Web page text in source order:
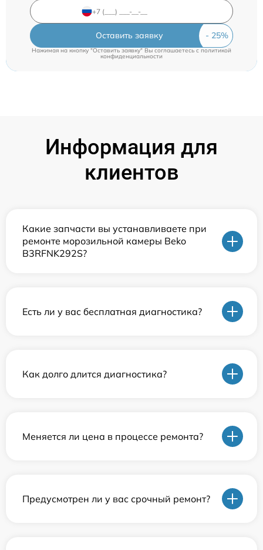
Оставить заявку
Нажимая на кнопку "Оставить заявку" Вы соглашаетесь cполитикой
конфиденциальности
Информация для
клиентов
Какие запчасти вы устанавливаете при
ремонте морозильной камеры Beko
B3RFNK292S?
Есть ли у вас бесплатная диагностика?
Как долго длится диагностика?
Меняется ли цена в процессе ремонта?
Предусмотрен ли у вас срочный ремонт?